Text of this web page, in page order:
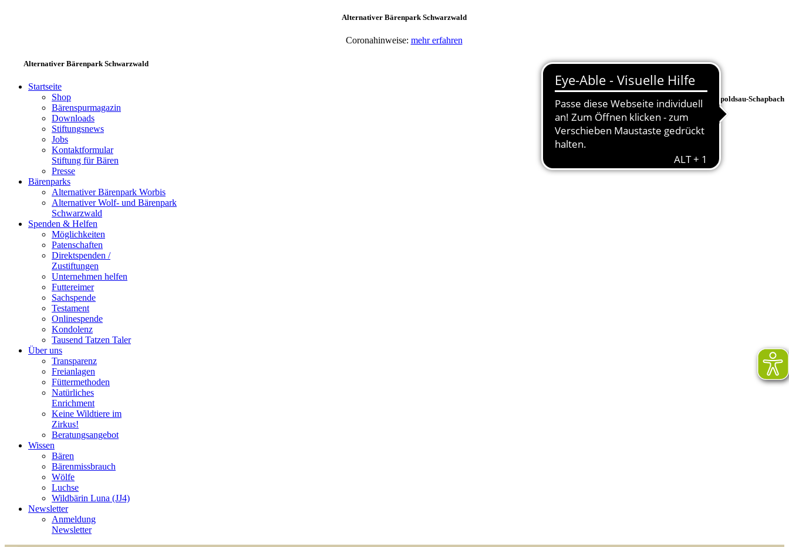
Alternativer Bärenpark Schwarzwald
Coronahinweise: mehr erfahren
Alternativer Bärenpark Schwarzwald
Rippoldsauer Strasse 36/1, 77776 Bad Rippoldsau-Schapbach
Startseite
Shop
Bärenspurmagazin
Downloads
Stiftungsnews
Jobs
Kontaktformular
Stiftung für Bären
Presse
Bärenparks
Alternativer Bärenpark Worbis
Alternativer Wolf- und Bärenpark
Schwarzwald
Spenden & Helfen
Möglichkeiten
Patenschaften
Direktspenden /
Zustiftungen
Unternehmen helfen
Futtereimer
Sachspende
Testament
Onlinespende
Kondolenz
Tausend Tatzen Taler
Über uns
Transparenz
Freianlagen
Füttermethoden
Natürliches
Enrichment
Keine Wildtiere im
Zirkus!
Beratungsangebot
Wissen
Bären
Bärenmissbrauch
Wölfe
Luchse
Wildbärin Luna (JJ4)
Newsletter
Anmeldung
Newsletter